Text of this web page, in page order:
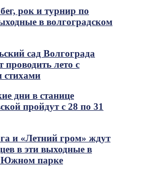
рок и турнир по
в волгоградском
сад Волгограда
проводить лето с
стихами
дни в станице
пройдут с 28 по 31
и «Летний гром» ждут
в эти выходные в
парке